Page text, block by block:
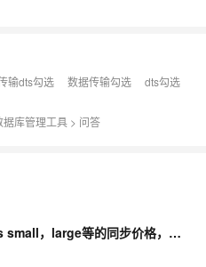
输dts勾选 数据传输勾选
dts勾选
据库管理工具 > 问答
关于数据传输DTS，想看一下dts small，large等的同步价格，能否给个链接？